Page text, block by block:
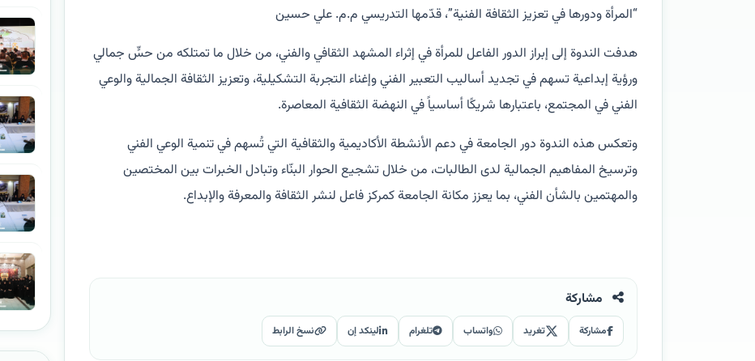
“المرأة ودورها في تعزيز الثقافة الفنية”، قدّمها التدريسي م.م. علي حسين
هدفت الندوة إلى إبراز الدور الفاعل للمرأة في إثراء المشهد الثقافي والفني، من خلال ما تمتلكه من حسٍّ جمالي
ورؤية إبداعية تسهم في تجديد أساليب التعبير الفني وإغناء التجربة التشكيلية، وتعزيز الثقافة الجمالية والوعي
الفني في المجتمع، باعتبارها شريكًا أساسياً في النهضة الثقافية المعاصرة.
وتعكس هذه الندوة دور الجامعة في دعم الأنشطة الأكاديمية والثقافية التي تُسهم في تنمية الوعي الفني
وترسيخ المفاهيم الجمالية لدى الطالبات، من خلال تشجيع الحوار البنّاء وتبادل الخبرات بين المختصين
والمهتمين بالشأن الفني، بما يعزز مكانة الجامعة كمركز فاعل لنشر الثقافة والمعرفة والإبداع.
مشاركة
مشاركة تغريد واتساب تلغرام لينكد إن نسخ الرابط